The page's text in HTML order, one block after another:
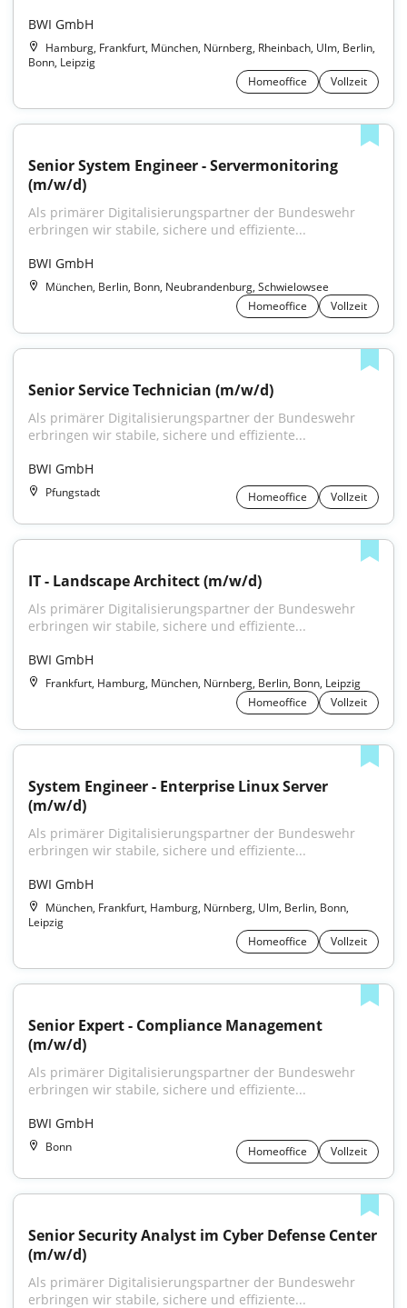
BWI GmbH
Hamburg, Frankfurt, München, Nürnberg, Rheinbach, Ulm, Berlin,
Bonn, Leipzig
Homeoffice
Vollzeit
Senior System Engineer - Servermonitoring
(m/w/d)
Als primärer Digitalisierungspartner der Bundeswehr
erbringen wir stabile, sichere und effiziente...
BWI GmbH
München, Berlin, Bonn, Neubrandenburg, Schwielowsee
Homeoffice
Vollzeit
Senior Service Technician (m/w/d)
Als primärer Digitalisierungspartner der Bundeswehr
erbringen wir stabile, sichere und effiziente...
BWI GmbH
Pfungstadt Homeoffice Vollzeit
IT - Landscape Architect (m/w/d)
Als primärer Digitalisierungspartner der Bundeswehr
erbringen wir stabile, sichere und effiziente...
BWI GmbH
Frankfurt, Hamburg, München, Nürnberg, Berlin, Bonn, Leipzig
Homeoffice
Vollzeit
System Engineer - Enterprise Linux Server
(m/w/d)
Als primärer Digitalisierungspartner der Bundeswehr
erbringen wir stabile, sichere und effiziente...
BWI GmbH
München, Frankfurt, Hamburg, Nürnberg, Ulm, Berlin, Bonn,
Leipzig
Homeoffice
Vollzeit
Senior Expert - Compliance Management
(m/w/d)
Als primärer Digitalisierungspartner der Bundeswehr
erbringen wir stabile, sichere und effiziente...
BWI GmbH
Bonn Homeoffice Vollzeit
Senior Security Analyst im Cyber Defense Center
(m/w/d)
Als primärer Digitalisierungspartner der Bundeswehr
erbringen wir stabile, sichere und effiziente...